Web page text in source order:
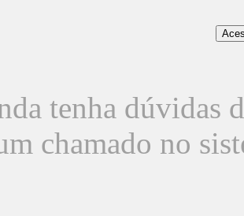
tenha dúvidas
chamado no